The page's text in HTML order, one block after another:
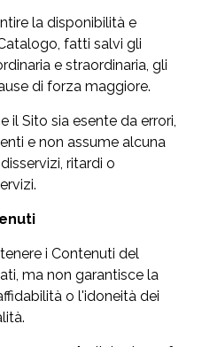
la disponibilità e
fatti salvi gli
e straordinaria, gli
di forza maggiore.
il Sito sia esente da errori,
e non assume alcuna
ritardi o
i Contenuti del
ma non garantisce la
o l'idoneità dei